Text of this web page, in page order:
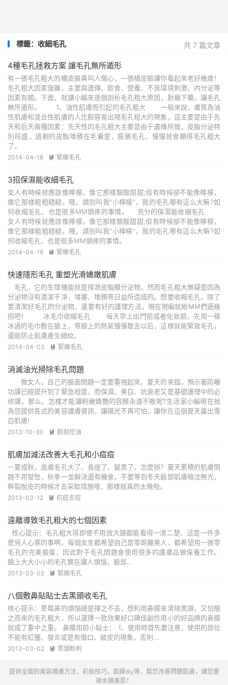
共 7 篇文章
標籤：收細毛孔
4種毛孔拯救方案 讓毛孔無所遁形
有一張毛孔粗大的橘皮臉真叫人傷心，一張橘皮臉讓你看起來老好幾歲！
毛孔粗大因素復雜，主要與遺傳、飲食、營養、不良環境刺激、內分泌等
因素有關。下面，就讓小編來逐個剖析毛孔粗大原因，對癥下藥，讓毛孔
無所遁形。 1、油性肌膚而引起的毛孔粗大 一般來說，膚質為油
性肌膚和混合性肌膚的人比較容易出現毛孔粗大的現象，這主要是由于先
天和后天兩種因素：先天性的毛孔粗大主要是由于遺傳所致，皮脂分泌特
別旺盛，過剩的皮脂堆積在毛囊里，膨脹毛孔，慢慢就會顯得毛孔粗大
了。
2014-04-16  緊緻毛孔
3招保濕能收細毛孔
女人有時候就應該像檸檬，像它那樣酸酸甜甜;但有時候卻不能像檸檬，
像它那樣粗粗糙糙。哦，請別叫我“小檸檬”，我的毛孔哪有這么大嘛?如
何收縮毛孔，也是很多MM頭疼的事情。 充分的保濕能收細毛孔
女人有時候就應該像檸檬，像它那樣酸酸甜甜;但有時候卻不能像檸檬，
像它那樣粗粗糙糙。哦，請別叫我“小檸檬”，我的毛孔哪有這么大嘛?如
何收縮毛孔，也是很多MM頭疼的事情。
2014-04-16  緊緻毛孔
快速隱形毛孔 重塑光滑嬌嫩肌膚
毛孔，它的生理機能就是排泄皮脂腺分泌物，然而毛孔粗大無疑是因為
分泌物沒有清潔干凈，堵塞、堆積等日益所造成的。想要收縮毛孔，除了
要清潔好毛孔的分泌物，還要有好的護理方法，現在現編就給MM們過幾
招吧！ 冰毛巾收縮毛孔 每天早上出門前或者化妝前，先用一條
冰過的毛巾敷在臉上，等臉上的熱氣慢慢散去以后，這樣就能緊致毛孔，
還能防止肌膚產生細紋。
2014-04-03  緊緻毛孔
消滅油光掃除毛孔問題
做女人，自己的臉面問題一定要重視起來。夏天的來臨，預示著防曬
功課已經提升到了緊急程度，而保濕、美白、抗衰老又是基礎護理中的必
修課。那么，怎樣才能讓粉嫩嬌艷的容顏永遠不敗呢?生活家小編現在就
為您提供各式的美容護膚資訊，讓陽光不再可怕，讓你在這個夏天露出雪
白肌膚!
2013-10-30  臉部控油
肌膚加減法改善大毛孔和小痘痘
一夏成秋，皮膚毛孔大了、長痘了、變黑了，怎麽辦？夏天累積的肌膚問
題不用發愁，秋季一並解決還有機會。不要等到冬天臉部肌膚暗沈無光，
幹裂脫皮的時候才去采取措施哦，那樣就真的太晚啦。
2013-03-12  抗痘去痘
遠離導致毛孔粗大的七個因素
核心提示：毛孔粗大得即使不用放大鏡都能看得一清二楚，這是一件多
麽另人心寒的事啊。每個女生都希望自己是零距離美人，都希望用一張零
毛孔的完美臉蛋，因此對于毛孔問題會使用很多的護膚品做保養工作。
臉上大大小小的毛孔實在讓人煩惱，臉部...
2013-03-02  緊緻毛孔
八個敷鼻貼貼士去黑頭收毛孔
核心提示：草莓鼻的煩惱總是揮之不去，想利用鼻膜來清除黑頭，又怕隨
之而來的毛孔粗大，所以選擇一款效果好口碑佳副作用小的好品牌的鼻膜
就成了重中之重。 鼻膜用前小貼士： 1、使用時首先要注意，使用的部位
不能有紅腫、發炎或是有傷口、破皮的現象，否則...
2013-03-02  黑頭粉刺
提供全面的美容護膚方法，彩妝技巧，面膜diy等，幫您改善問題肌膚，讓您重
現水嫩美肌！